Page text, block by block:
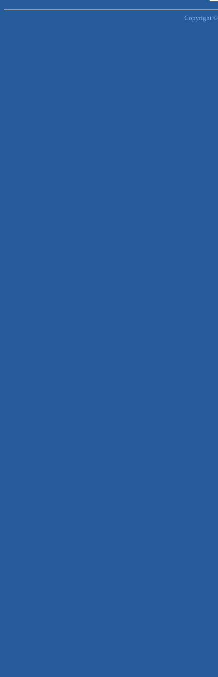
Copyright ©